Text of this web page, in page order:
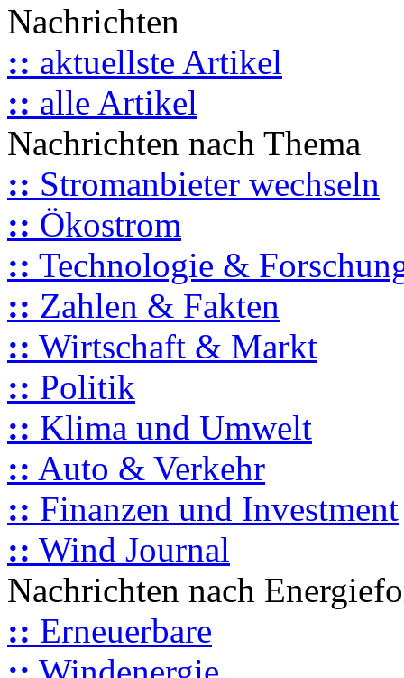
Nachrichten
:: aktuellste Artikel
:: alle Artikel
Nachrichten nach Thema
:: Stromanbieter wechseln
:: Ökostrom
:: Technologie &
:: Zahlen & Fakten
:: Wirtschaft & Markt
:: Politik
:: Klima und Umwelt
:: Auto & Verkehr
:: Finanzen und Investment
:: Wind Journal
Nachrichten nach
:: Erneuerbare